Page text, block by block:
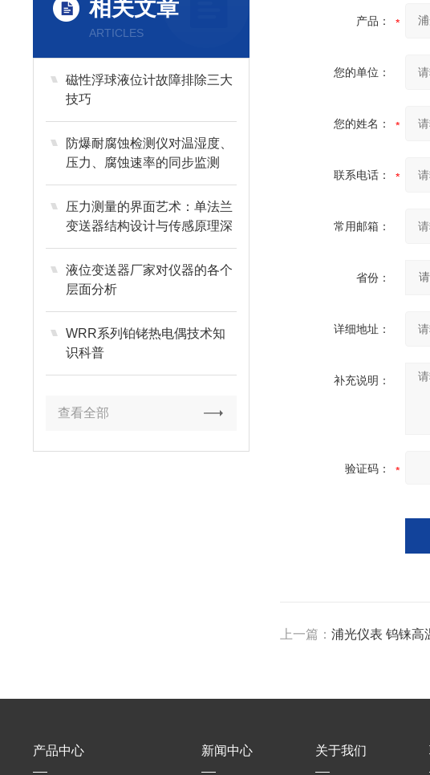
相关文章
ARTICLES
磁性浮球液位计故障排除三大
技巧
防爆耐腐蚀检测仪对温湿度、
压力、腐蚀速率的同步监测
压力测量的界面艺术：单法兰
变送器结构设计与传感原理深
度剖析
液位变送器厂家对仪器的各个
层面分析
WRR系列铂铑热电偶技术知
识科普
查看全部
产品：
您的单位：
您的姓名：
联系电话：
常用邮箱：
省份：
详细地址：
补充说明：
验证码：
上一篇：浦光仪表 钨铼高
产品中心 新闻中心 关于我们